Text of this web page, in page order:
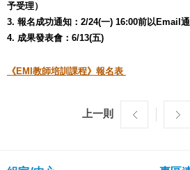
予受理）
3. 報名成功通知 ： 2/24(一) 16:00前以Email
4. 成果發表會： 6/13(五)
《EMI教師培訓課程》報名表
上一則